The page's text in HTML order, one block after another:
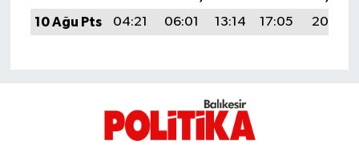
10 Ağu Pts
04:21 06:01 13:14 17:05 20:17
Savaştepe